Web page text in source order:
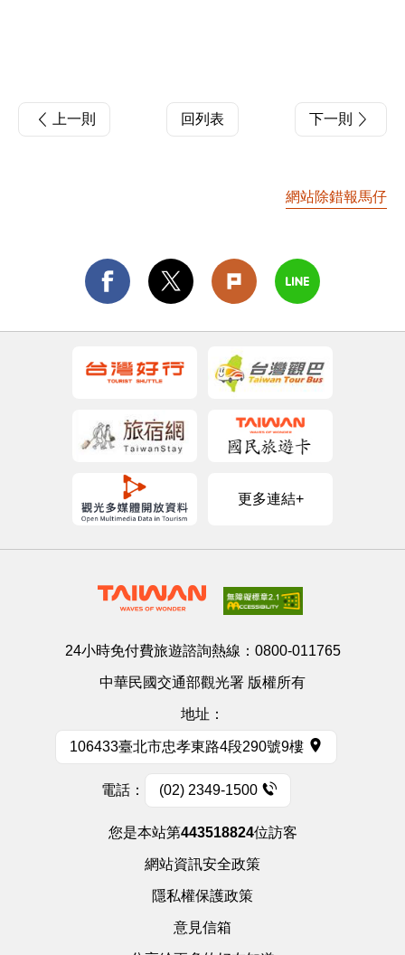
上一則 回列表 下一則
網站除錯報馬仔
更多連結+
24小時免付費旅遊諮詢熱線： 0800-011765
中華民國交通部觀光署 版權所有
地址：
106433臺北市忠孝東路4段290號9樓
電話： (02) 2349-1500
您是本站第443518824位訪客
網站資訊安全政策
隱私權保護政策
意見信箱